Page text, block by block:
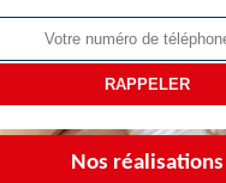
Nos réalisations